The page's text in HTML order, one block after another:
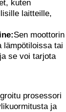
kuten
laitteille,
Sen moottorin
lämpötiloissa tai
se voi tarjota
prosessori
ja